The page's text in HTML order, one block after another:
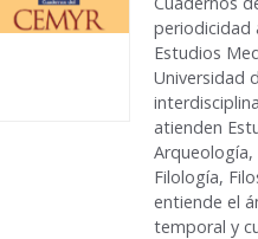
periodicidad
Estudios
Universidad
atienden
Filología,
entiende el
temporal y